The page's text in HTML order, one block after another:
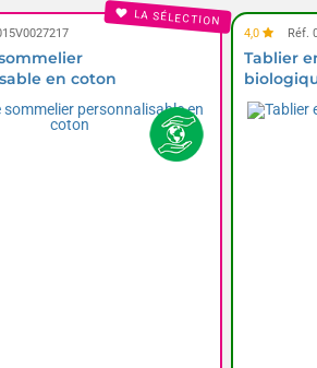
LA SÉLECTION
en coton
4,0 Réf.
Tablier